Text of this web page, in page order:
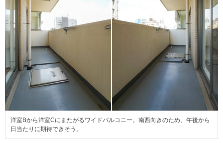
洋室Bから洋室Cにまたがるワイドバルコニー。南西向きのため、午後から
日当たりに期待できそう。